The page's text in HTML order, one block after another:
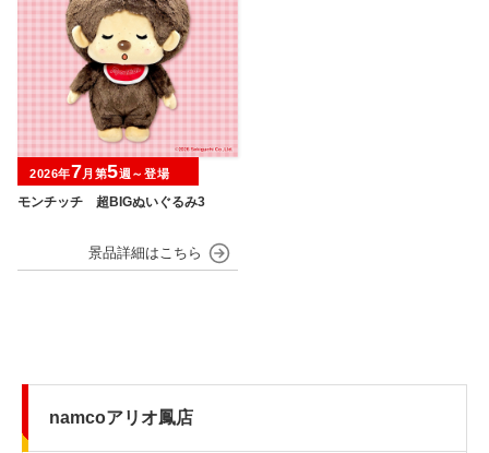
モンチッチ 超BIGぬいぐるみ3
2026年7月第5週～登場
namcoアリオ鳳店